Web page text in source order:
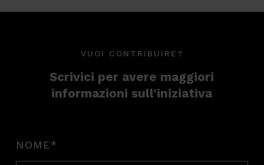
VUOI CONTRIBUIRE?
Scrivici per avere maggiori
informazioni sull’iniziativa
NOME*